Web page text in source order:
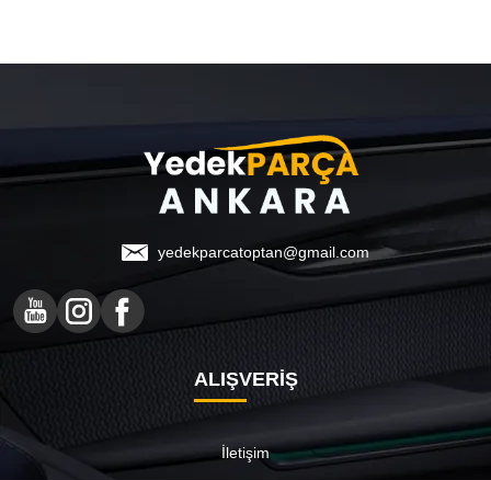
yedekparcatoptan@gmail.com
ALIŞVERİŞ
İletişim